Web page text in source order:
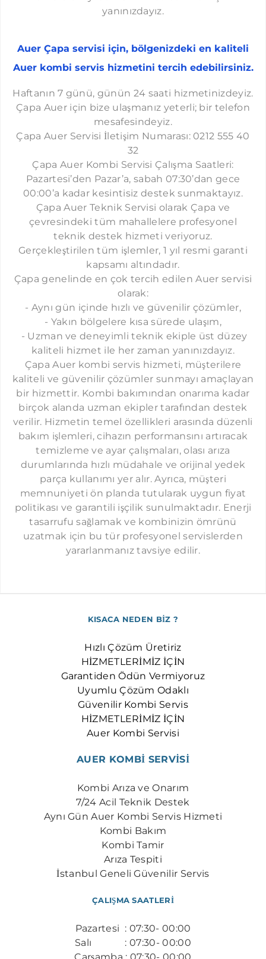
yanınızdayız.
Auer Çapa servisi için, bölgenizdeki en kaliteli
Auer kombi servis hizmetini tercih edebilirsiniz.
​Haftanın 7 günü, günün 24 saati hizmetinizdeyiz.
Çapa Auer için bize ulaşmanız yeterli; bir telefon
mesafesindeyiz.
Çapa Auer Servisi İletişim Numarası: 0212 555 40
32
Çapa Auer Kombi Servisi Çalışma Saatleri:
Pazartesi’den Pazar’a, sabah 07:30’dan gece
00:00’a kadar kesintisiz destek sunmaktayız.
Çapa Auer Teknik Servisi olarak Çapa ve
çevresindeki tüm mahallelere profesyonel
teknik destek hizmeti veriyoruz.
Gerçekleştirilen tüm işlemler, 1 yıl resmi garanti
kapsamı altındadır.
Çapa genelinde en çok tercih edilen Auer servisi
olarak:
- Aynı gün içinde hızlı ve güvenilir çözümler,
- Yakın bölgelere kısa sürede ulaşım,
​ - Uzman ve deneyimli teknik ekiple üst düzey
kaliteli hizmet ile her zaman yanınızdayız.
​Çapa Auer kombi servis hizmeti, müşterilere
kaliteli ve güvenilir çözümler sunmayı amaçlayan
bir hizmettir. Kombi bakımından onarıma kadar
birçok alanda uzman ekipler tarafından destek
verilir. Hizmetin temel özellikleri arasında düzenli
bakım işlemleri, cihazın performansını artıracak
temizleme ve ayar çalışmaları, olası arıza
durumlarında hızlı müdahale ve orijinal yedek
parça kullanımı yer alır. Ayrıca, müşteri
memnuniyeti ön planda tutularak uygun fiyat
politikası ve garantili işçilik sunulmaktadır. Enerji
tasarrufu sağlamak ve kombinizin ömrünü
uzatmak için bu tür profesyonel servislerden
yararlanmanız tavsiye edilir.
KISACA NEDEN BİZ ?
Hızlı Çözüm Üretiriz
HİZMETLERİMİZ İÇİN
Garantiden Ödün Vermiyoruz
Uyumlu Çözüm Odaklı
Güvenilir Kombi Servis
HİZMETLERİMİZ İÇİN
Auer Kombi Servisi
AUER KOMBİ SERVİSİ
Kombi Arıza ve Onarım
7/24 Acil Teknik Destek
​Aynı Gün Auer Kombi Servis Hizmeti
Kombi Bakım
Kombi Tamir
Arıza Tespiti
İstanbul Geneli Güvenilir Servis
ÇALIŞMA SAATLERİ
Pazartesi : 07:30- 00:00
Salı : 07:30- 00:00
HALKALI AUER SERVISI
KAYAŞEHIR AUER SERVISI
BAHÇEŞEHIR AUER SERVISI
ACIBADEM AUER SERVISI
ALTUNIZADE AUER SERVISI
BALMUMCU AUER SERVISI
ATAKÖY AUER SERVISI
BEBEK AUER SERVISI
BOMONTI AUER SERVISI
BOSTANCI AUER SERVISI
ÇELIKTEPE AUER SERVISI
CENNET AUER SERVISI
CIHANGIR AUER SERVISI
ELMADAĞ AUER SERVISI
DIKILITAŞ AUER SERVISI
FERIKÖY AUER SERVISI
FULYA AUER SERVISI
GÜLTEPE AUER SERVISI
GÖZTEPE AUER SERVISI
HALICIĞLU AUER SERVISI
HARBIYE AUER SERVISI
İSTINYE AUER SERVISI
KURTULUŞ AUER SERVISI
MASLAK AUER SERVISI
MERTER AUER SERVISI
OKMEYDANI AUER SERVISI
OSMANBEY AUER SERVISI
ŞIRINTEPE AUER SERVISI
TAKSIM AUER SERVISI
ULUS AUER SERVISI
YAYLA AUER SERVISI
ZINCIRLIKUYU AUER SERVISI